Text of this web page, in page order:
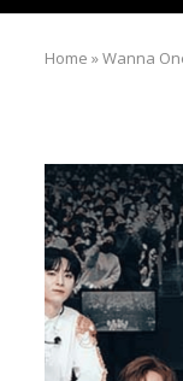
Home »Wanna